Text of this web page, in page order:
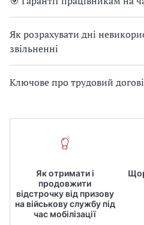
Як розрахувати дні
звільненні
Ключове про трудовий
Як отримати і
продовжити
відстрочку від призову
на військову службу під
час мобілізації